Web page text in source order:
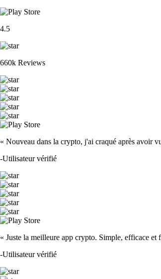
4.5
660k Reviews
« Nouveau dans la crypto, j'ai craqué après avoir
-Utilisateur vérifié
« Juste la meilleure app crypto. Simple, efficace
-Utilisateur vérifié